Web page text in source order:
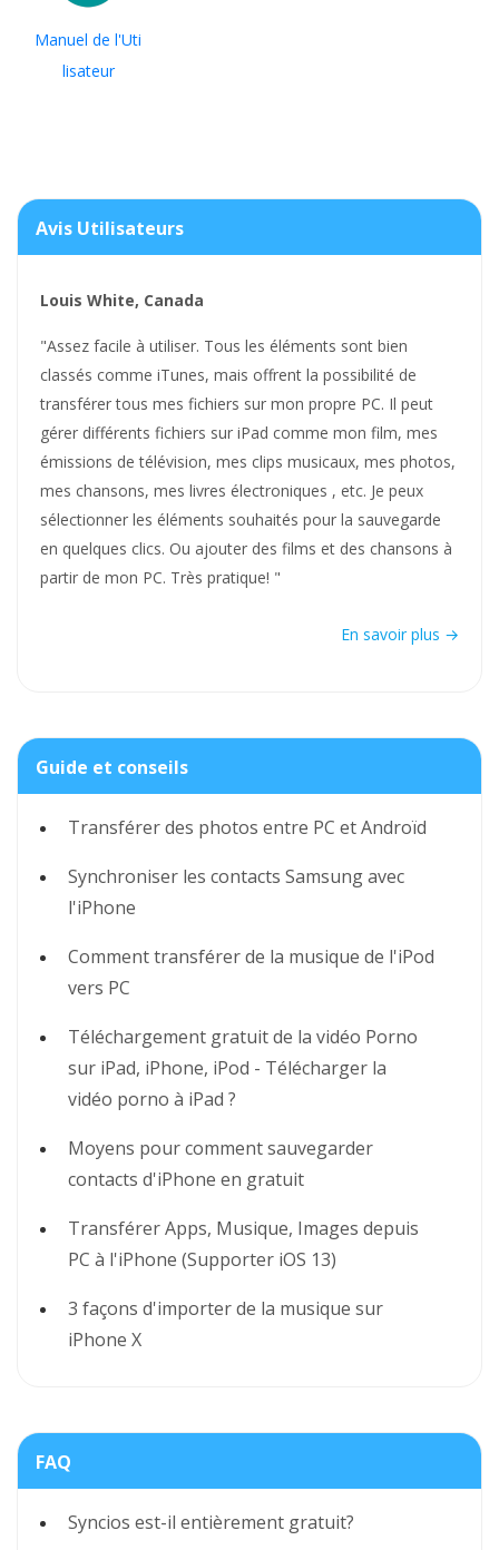
Manuel de l'Uti
lisateur
Avis Utilisateurs
Louis White, Canada
"Assez facile à utiliser. Tous les éléments sont bien
classés comme iTunes, mais offrent la possibilité de
transférer tous mes fichiers sur mon propre PC. Il peut
gérer différents fichiers sur iPad comme mon film, mes
émissions de télévision, mes clips musicaux, mes photos,
mes chansons, mes livres électroniques , etc. Je peux
sélectionner les éléments souhaités pour la sauvegarde
en quelques clics. Ou ajouter des films et des chansons à
partir de mon PC. Très pratique! "
En savoir plus →
Guide et conseils
Transférer des photos entre PC et Androïd
Synchroniser les contacts Samsung avec
l'iPhone
Comment transférer de la musique de l'iPod
vers PC
Téléchargement gratuit de la vidéo Porno
sur iPad, iPhone, iPod - Télécharger la
vidéo porno à iPad ?
Moyens pour comment sauvegarder
contacts d'iPhone en gratuit
Transférer Apps, Musique, Images depuis
PC à l'iPhone (Supporter iOS 13)
3 façons d'importer de la musique sur
iPhone X
FAQ
Syncios est-il entièrement gratuit?